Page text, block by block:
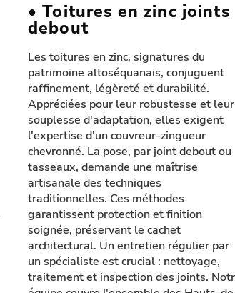
• Toitures en zinc joints
debout
Les toitures en zinc, signatures du
patrimoine altoséquanais, conjuguent
raffinement, légèreté et durabilité.
Appréciées pour leur robustesse et leur
souplesse d'adaptation, elles exigent
l'expertise d'un couvreur-zingueur
chevronné. La pose, par joint debout ou
tasseaux, demande une maîtrise
artisanale des techniques
traditionnelles. Ces méthodes
garantissent protection et finition
soignée, préservant le cachet
architectural. Un entretien régulier par
un spécialiste est crucial : nettoyage,
traitement et inspection des joints.